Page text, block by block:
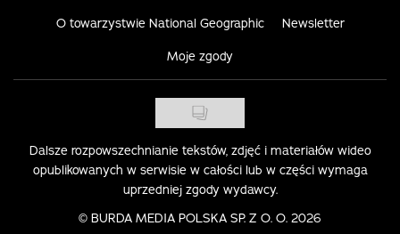
O towarzystwie National Geographic Newsletter
Moje zgody
Dalsze rozpowszechnianie tekstów, zdjęć i materiałów wideo
opublikowanych w serwisie w całości lub w części wymaga
uprzedniej zgody wydawcy.
© BURDA MEDIA POLSKA SP. Z O. O. 2026